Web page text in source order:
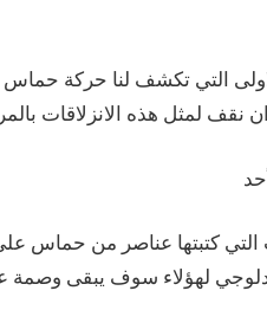
التي تكشف لنا حركة حماس
كتبتها عناصر من حماس